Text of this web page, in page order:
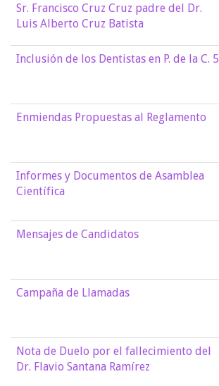
Sr. Francisco Cruz Cruz padre del Dr.
Luis Alberto Cruz Batista
Inclusión de los Dentistas en P. de la C. 5
Enmiendas Propuestas al Reglamento
Informes y Documentos de Asamblea
Científica
Mensajes de Candidatos
Campaña de Llamadas
Nota de Duelo por el fallecimiento del
Dr. Flavio Santana Ramírez